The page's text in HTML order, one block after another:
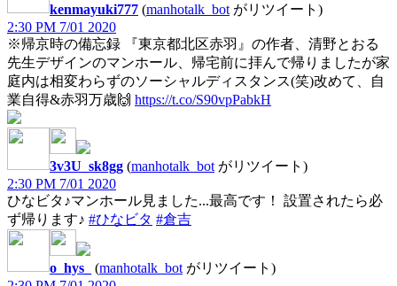
kenmayuki777 (manhotalk_bot がリツイート)
2:30 PM 7/01 2020
※帰京時の備忘録 『東京都北区赤羽』の作者、清野とおる
先生デザインのマンホール、帰宅前に拝んで帰りましたが家
庭内は相変わらずのソーシャルディスタンス(笑)改めて、自
業自得&赤羽万歳🙌 https://t.co/S90vpPabkH
3v3U_sk8gg (manhotalk_bot がリツイート)
2:30 PM 7/01 2020
ひなビタ♪マンホール見ました...最高です！ 設置されたら必
ず帰ります♪ #ひなビタ #倉吉
o_hys_ (manhotalk_bot がリツイート)